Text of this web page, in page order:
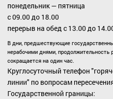
понедельник — пятница
с 09.00 до 18.00
перерыв на обед с 13.00 до
В дни, предшествующие
нерабочими днями, продолжительность
сокращается на один час.
Круглосуточный телефон
линии" по вопросам
Государственной границы: